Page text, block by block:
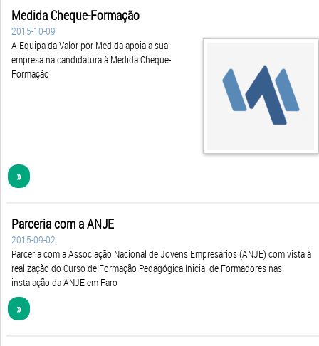
Medida Cheque-Formação
2015-10-09
A Equipa da Valor por Medida apoia a sua
empresa na candidatura à Medida Cheque-
Formação
»
Parceria com a ANJE
2015-09-02
Parceria com a Associação Nacional de Jovens Empresários (ANJE) com vista à
realização do Curso de Formação Pedagógica Inicial de Formadores nas
instalação da ANJE em Faro
»